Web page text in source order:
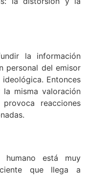
la información
personal del emisor
Entonces
misma valoración
reacciones
humano está muy
que llega a